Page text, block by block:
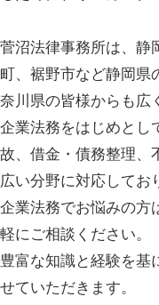
菅沼法律事務所は、静
町、裾野市など静岡県
奈川県の皆様からも広
企業法務をはじめとし
故、借金・債務整理、
広い分野に対応してお
企業法務でお悩みの方
軽にご相談ください。
豊富な知識と経験を基
せていただきます。